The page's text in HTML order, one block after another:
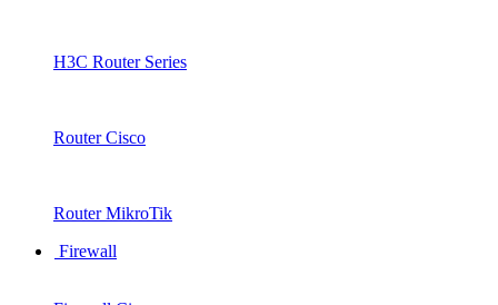
H3C Router Series
Router Cisco
Router MikroTik
Firewall